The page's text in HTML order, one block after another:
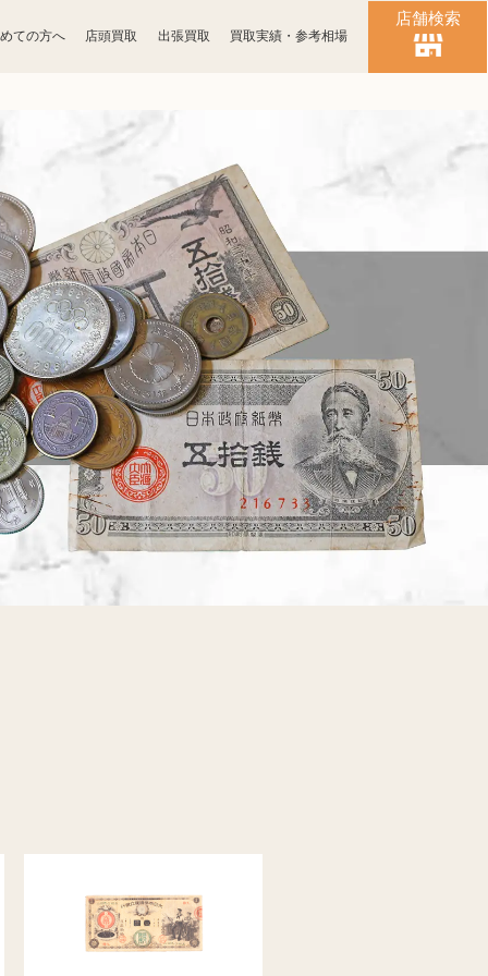
古銭買取
ゲーム買取
パソコン
周辺機器買取
食器買取 楽器買取
工具買取 釣具買取
おもちゃ買取 電子辞書買取
Apple買取 レコード買取
ての方へ 店頭買取 出張買取 買取実績・参考相場
店舗検索